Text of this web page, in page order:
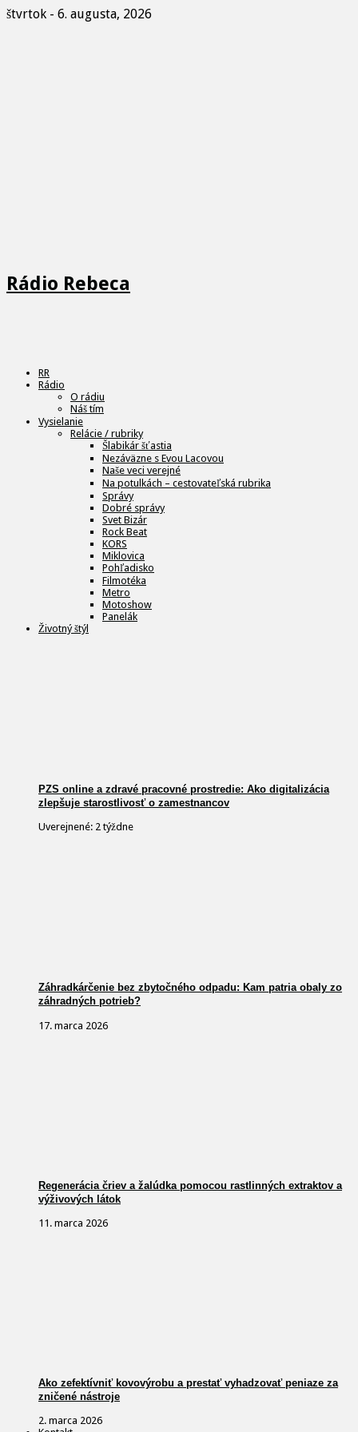
štvrtok - 6. augusta, 2026
Rádio Rebeca
RR
Rádio
O rádiu
Náš tím
Vysielanie
Relácie / rubriky
Šlabikár šťastia
Nezáväzne s Evou Lacovou
Naše veci verejné
Na potulkách – cestovateľská rubrika
Správy
Dobré správy
Svet Bizár
Rock Beat
KORS
Miklovica
Pohľadisko
Filmotéka
Metro
Motoshow
Panelák
Životný štýl
PZS online a zdravé pracovné prostredie: Ako digitalizácia
zlepšuje starostlivosť o zamestnancov
Uverejnené: 2 týždne
Záhradkárčenie bez zbytočného odpadu: Kam patria obaly zo
záhradných potrieb?
17. marca 2026
Regenerácia čriev a žalúdka pomocou rastlinných extraktov a
výživových látok
11. marca 2026
Ako zefektívniť kovovýrobu a prestať vyhadzovať peniaze za
zničené nástroje
2. marca 2026